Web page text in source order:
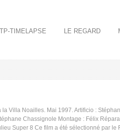
TIMELAPSE LE REGARD
Villa Noailles. Mai 1997. Artificio :
Chassignole Montage : Félix
Super 8 Ce film a été sélectionné par le